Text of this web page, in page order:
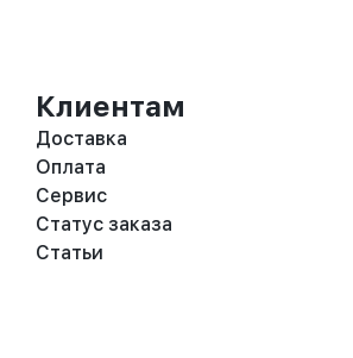
Клиентам
Доставка
Оплата
Сервис
Статус заказа
Статьи